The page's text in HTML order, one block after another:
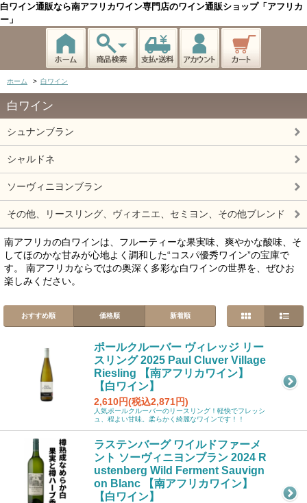
白ワイン通販なら南アフリカワイン専門店のワイン通販ショップ「アフリカ
ー」
ホーム > 白ワイン
白ワイン
シュナンブラン
シャルドネ
ソーヴィニヨンブラン
その他、リースリング、ヴィオニエ、セミヨン、その他ブレンド
南アフリカの白ワインは、フルーティーな果実味、爽やかな酸味、そ
してほのかな甘みが心地よく調和した“コスパ優秀ワイン”の宝庫で
す。 南アフリカならではの奥深く多彩な白ワインの世界を、ぜひお
楽しみください。
おすすめ順 価格順 新着順
ポールクルーバー ヴィレッジ リー
スリング 2025 Paul Cluver Village
Riesling 【南アフリカワイン】
【白ワイン】
2,610円(税込2,871円)
人気ポールクルーバーのリースリング！軽快でフレッシ
ュ、程よい甘味。柔らかく綺麗なワインです！！
ラステンバーグ ワイルドファーメ
ント ソーヴィニヨンブラン 2024 R
ustenberg Wild Ferment Sauvign
on Blanc 【南アフリカワイン】
【白ワイン】